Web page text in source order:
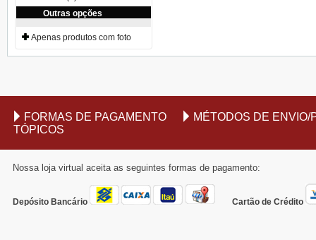
Outras opções
Apenas produtos com foto
FORMAS DE PAGAMENTO
MÉTODOS DE
TÓPICOS
Nossa loja virtual aceita as seguintes formas de pagamento:
Depósito Bancário Cartão de Crédito